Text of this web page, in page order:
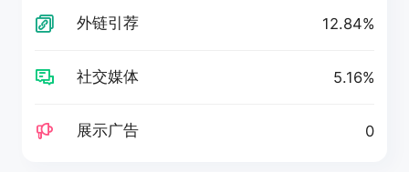
外链引荐 12.84%
社交媒体 5.16%
展示广告 0